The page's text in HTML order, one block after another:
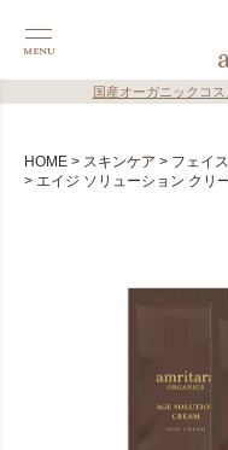
国産オーガニックコス
HOME スキンケア
フェイ
エイジ ソリューション クリ